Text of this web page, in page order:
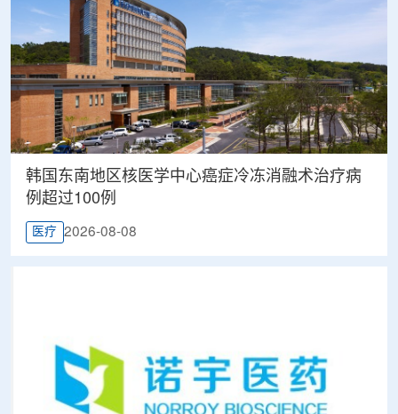
韩国东南地区核医学中心癌症冷冻消融术治疗病
例超过100例
医疗 2026-08-08